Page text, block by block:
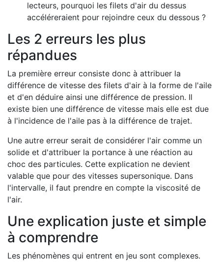
lecteurs, pourquoi les filets d'air du dessus
accéléreraient pour rejoindre ceux du dessous ?
Les 2 erreurs les plus
répandues
La première erreur consiste donc à attribuer la
différence de vitesse des filets d'air à la forme de l'aile
et d'en déduire ainsi une différence de pression. Il
existe bien une différence de vitesse mais elle est due
à l'incidence de l'aile pas à la différence de trajet.
Une autre erreur serait de considérer l'air comme un
solide et d'attribuer la portance à une réaction au
choc des particules. Cette explication ne devient
valable que pour des vitesses supersonique. Dans
l'intervalle, il faut prendre en compte la viscosité de
l'air.
Une explication juste et simple
à comprendre
Les phénomènes qui entrent en jeu sont complexes.